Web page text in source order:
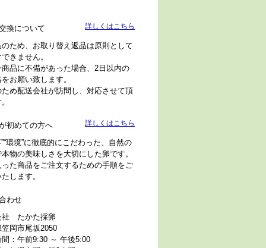
換について 詳しくはこちら
のため、お取り替え返品は原則として
きません。
商品に不備があった場合、2日以内の
お願い致します。
ため配送会社が訪問し、対応させて頂
初めての方へ 詳しくはこちら
”“環境”に徹底的にこだわった、自然の
物の美味しさを大切にした卵です。
った商品をご注文するための手順をご
します。
わせ
社 たかた採卵
笠岡市尾坂2050
間：午前9:30 ～ 午後5:00